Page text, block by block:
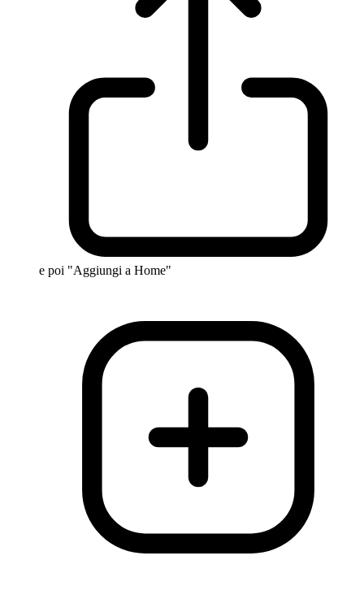
e poi "Aggiungi a Home"